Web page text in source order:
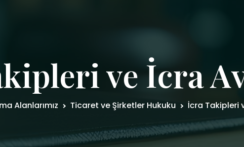
ve İcra
Alanlarımız Ticaret ve Şirketler Hukuku İcra Takipleri